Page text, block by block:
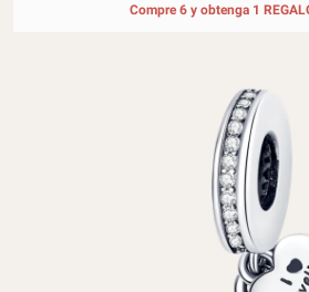
Compre 6 y obtenga 1